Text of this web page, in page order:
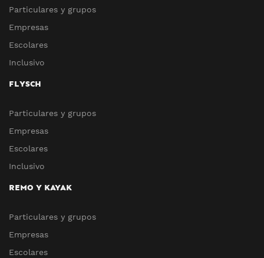
Particulares y grupos
Empresas
Escolares
Inclusivo
FLYSCH
Particulares y grupos
Empresas
Escolares
Inclusivo
REMO Y KAYAK
Particulares y grupos
Empresas
Escolares